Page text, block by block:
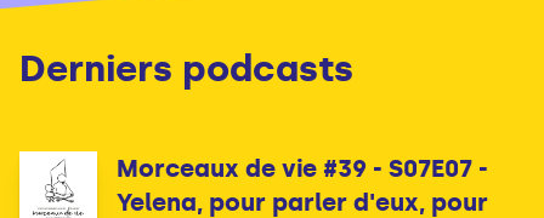
Derniers podcasts
Morceaux de vie #39 - S07E07 -
Yelena, pour parler d'eux, pour